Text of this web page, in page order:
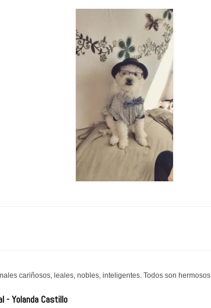
cariñosos, leales, nobles, inteligentes. Todos son hermosos.
- Yolanda Castillo